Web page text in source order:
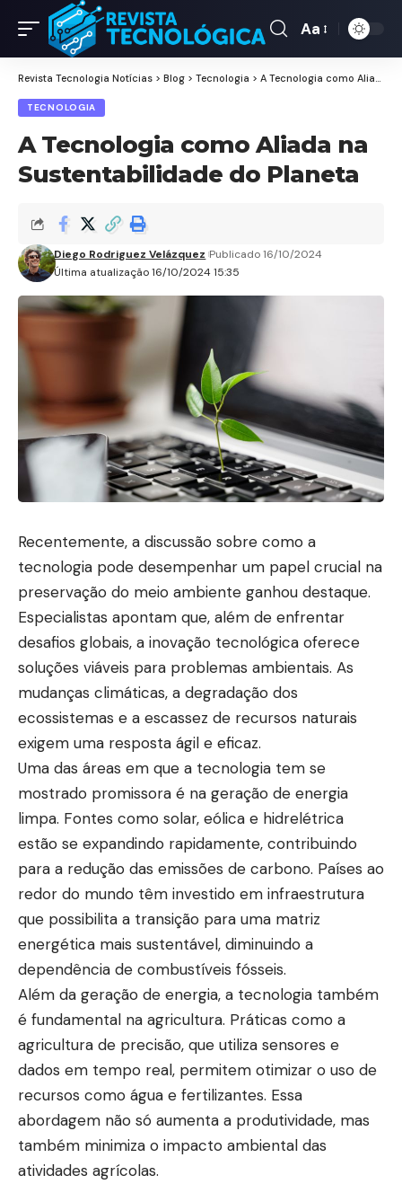
Aa
Revista Tecnologia Notícias > Blog > Tecnologia > A Tecnologia como Aliada na Sustentabilidade do Planeta
TECNOLOGIA
A Tecnologia como Aliada na
Sustentabilidade do Planeta
Última atualização 16/10/2024 15:35
Diego Rodriguez Velázquez Publicado 16/10/2024
Recentemente, a discussão sobre como a
tecnologia pode desempenhar um papel crucial na
preservação do meio ambiente ganhou destaque.
Especialistas apontam que, além de enfrentar
desafios globais, a inovação tecnológica oferece
soluções viáveis para problemas ambientais. As
mudanças climáticas, a degradação dos
ecossistemas e a escassez de recursos naturais
exigem uma resposta ágil e eficaz.
Uma das áreas em que a tecnologia tem se
mostrado promissora é na geração de energia
limpa. Fontes como solar, eólica e hidrelétrica
estão se expandindo rapidamente, contribuindo
para a redução das emissões de carbono. Países ao
redor do mundo têm investido em infraestrutura
que possibilita a transição para uma matriz
energética mais sustentável, diminuindo a
dependência de combustíveis fósseis.
Além da geração de energia, a tecnologia também
é fundamental na agricultura. Práticas como a
agricultura de precisão, que utiliza sensores e
dados em tempo real, permitem otimizar o uso de
recursos como água e fertilizantes. Essa
abordagem não só aumenta a produtividade, mas
também minimiza o impacto ambiental das
atividades agrícolas.